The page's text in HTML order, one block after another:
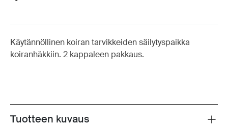
Käytännöllinen koiran tarvikkeiden säilytyspaikka
koiranhäkkiin. 2 kappaleen pakkaus.
Toggle overview
Tuotteen kuvaus